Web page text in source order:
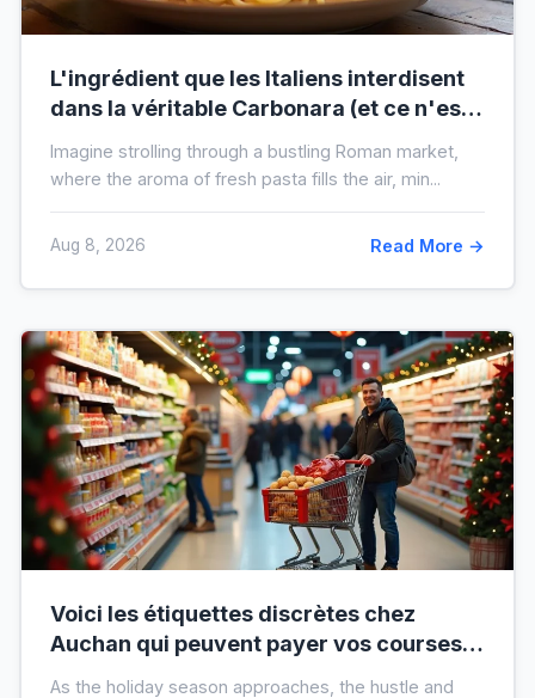
L'ingrédient que les Italiens interdisent
dans la véritable Carbonara (et ce n'est
Imagine strolling through a bustling Roman market,
where the aroma of fresh pasta fills the air, min...
Aug 8, 2026 Read More →
Voici les étiquettes discrètes chez
Auchan qui peuvent payer vos courses
As the holiday season approaches, the hustle and